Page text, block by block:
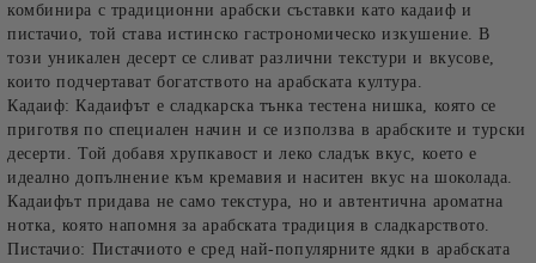
комбинира с традиционни арабски съставки като кадаиф и
пистачио, той става истинско гастрономическо изкушение. В
този уникален десерт се сливат различни текстури и вкусове,
които подчертават богатството на арабската култура.
Кадаиф: Кадаифът е сладкарска тънка тестена нишка, която се
приготвя по специален начин и се използва в арабските и турски
десерти. Той добавя хрупкавост и леко сладък вкус, което е
идеално допълнение към кремавия и наситен вкус на шоколада.
Кадаифът придава не само текстура, но и автентична ароматна
нотка, която напомня за арабската традиция в сладкарството.
Пистачио: Пистачиото е сред най-популярните ядки в арабската